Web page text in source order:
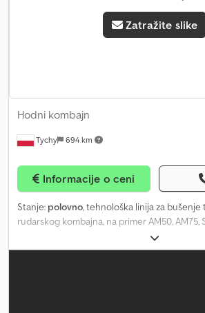
Zatražite slike
Tychy 694 km
Hodni kombajn
Informacije o ceni
Stanje: polovno, tehnološka linija za bušenje
rudarskog kombajna, na primer AM50, AM75,
520, 620, 720 polovni, nakon generalnog
poseduju: 1. deklaraciju o usaglašenosti
dokumentaciju sa uputstvom za upotrebu;
rezervnih delova (mogućnost isporuke